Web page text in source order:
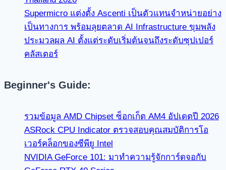
Supermicro แต่งตั้ง Ascenti เป็นตัวแทนจำหน่ายอย่าง
เป็นทางการ พร้อมลุยตลาด AI Infrastructure ขุมพลัง
ประมวลผล AI ตั้งแต่ระดับเริ่มต้นจนถึงระดับซุปเปอร์
คลัสเตอร์
Beginner's Guide:
รวมข้อมูล AMD Chipset ซ็อกเก็ต AM4 อัปเดตปี 2026
ASRock CPU Indicator ตรวจสอบคุณสมบัติการโอ
เวอร์คล็อกของซีพียู Intel
NVIDIA GeForce 101: มาทำความรู้จักการ์ดจอกับ